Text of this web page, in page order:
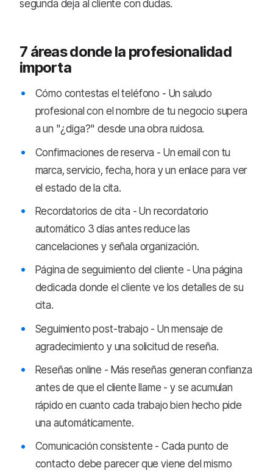
segunda deja al cliente con dudas.
7 áreas donde la profesionalidad
importa
Cómo contestas el teléfono - Un saludo
profesional con el nombre de tu negocio supera
a un "¿diga?" desde una obra ruidosa.
Confirmaciones de reserva - Un email con tu
marca, servicio, fecha, hora y un enlace para ver
el estado de la cita.
Recordatorios de cita - Un recordatorio
automático 3 días antes reduce las
cancelaciones y señala organización.
Página de seguimiento del cliente - Una página
dedicada donde el cliente ve los detalles de su
cita.
Seguimiento post-trabajo - Un mensaje de
agradecimiento y una solicitud de reseña.
Reseñas online - Más reseñas generan confianza
antes de que el cliente llame - y se acumulan
rápido en cuanto cada trabajo bien hecho pide
una automáticamente.
Comunicación consistente - Cada punto de
contacto debe parecer que viene del mismo